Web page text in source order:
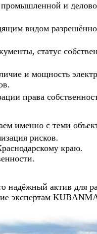
и
видом
статус
и мощность
права
именно с теми
рисков.
краю.
надёжный актив для
экспертам